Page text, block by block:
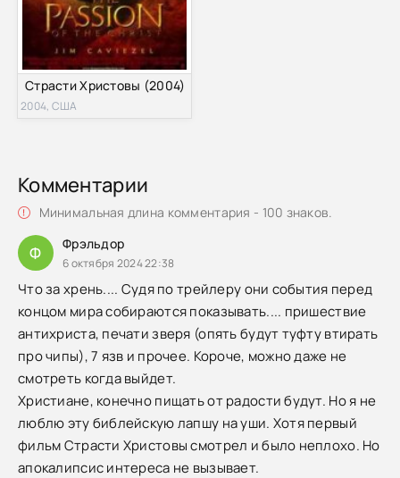
Страсти Христовы (2004)
2004, США
Комментарии
Минимальная длина комментария - 100 знаков.
Ф Фрэльдор
6 октября 2024 22:38
Что за хрень.... Судя по трейлеру они события перед
концом мира собираются показывать.... пришествие
антихриста, печати зверя (опять будут туфту втирать
про чипы), 7 язв и прочее. Короче, можно даже не
смотреть когда выйдет.
Христиане, конечно пищать от радости будут. Но я не
люблю эту библейскую лапшу на уши. Хотя первый
фильм Страсти Христовы смотрел и было неплохо. Но
апокалипсис интереса не вызывает.